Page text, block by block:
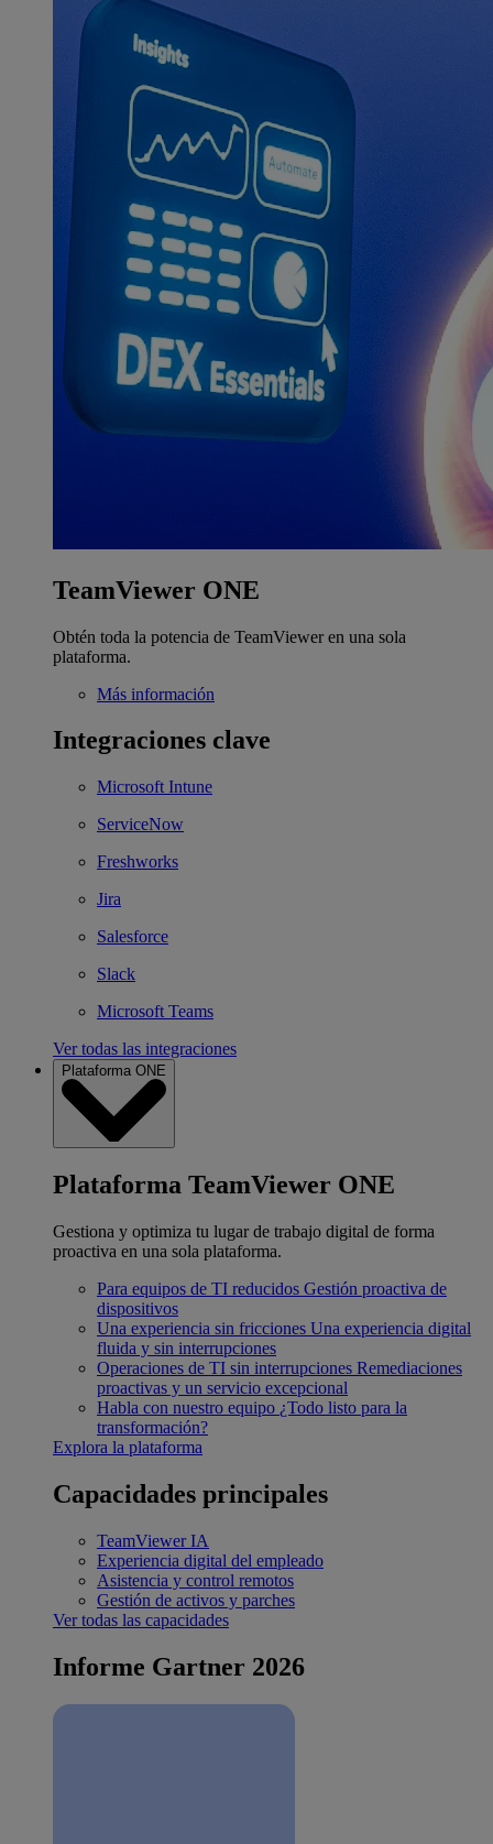
TeamViewer ONE
Obtén toda la potencia de TeamViewer en una sola
plataforma.
Más información
Integraciones clave
Microsoft Intune
ServiceNow
Freshworks
Jira
Salesforce
Slack
Microsoft Teams
Ver todas las integraciones
Plataforma ONE
Plataforma TeamViewer ONE
Gestiona y optimiza tu lugar de trabajo digital de forma
proactiva en una sola plataforma.
Para equipos de TI reducidos Gestión proactiva de
dispositivos
Una experiencia sin fricciones Una experiencia digital
fluida y sin interrupciones
Operaciones de TI sin interrupciones Remediaciones
proactivas y un servicio excepcional
Habla con nuestro equipo ¿Todo listo para la
transformación?
Explora la plataforma
Capacidades principales
TeamViewer IA
Experiencia digital del empleado
Asistencia y control remotos
Gestión de activos y parches
Ver todas las capacidades
Informe Gartner 2026